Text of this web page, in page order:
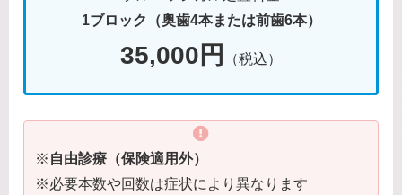
1ブロック（奥歯4本または前歯6本）
35,000円 （税込）
※ 自由診療（保険適用外）
※必要本数や回数は症状により異なります